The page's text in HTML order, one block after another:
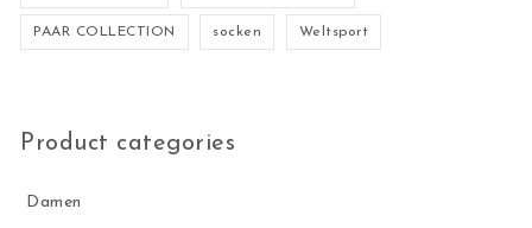
PAAR COLLECTION socken Weltsport
Product categories
Damen